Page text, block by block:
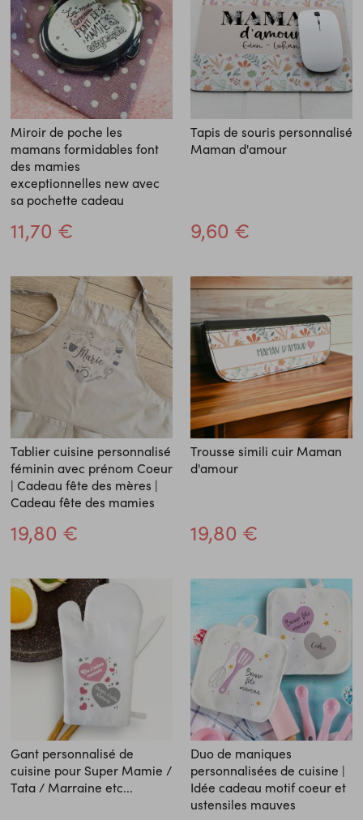
Miroir de poche les
mamans formidables font
des mamies
exceptionnelles new avec
sa pochette cadeau
11,70 €
Tapis de souris personnalisé
Maman d'amour
9,60 €
Tablier cuisine personnalisé
féminin avec prénom Coeur
| Cadeau fête des mères |
Cadeau fête des mamies
19,80 €
Trousse simili cuir Maman
d'amour
19,80 €
Gant personnalisé de
cuisine pour Super Mamie /
Tata / Marraine etc...
Duo de maniques
personnalisées de cuisine |
Idée cadeau motif coeur et
ustensiles mauves